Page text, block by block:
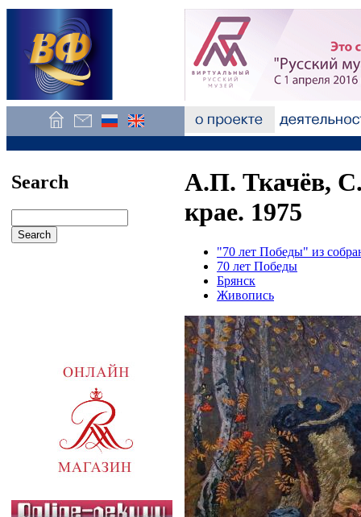
Search
А.П. Ткачёв,
крае. 1975
"70 лет Победы" из
70 лет Победы
Брянск
Живопись